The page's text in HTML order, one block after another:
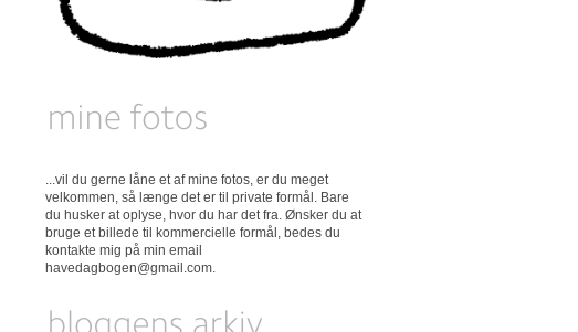
...vil du gerne låne et af mine fotos, er du meget
velkommen, så længe det er til private formål. Bare
du husker at oplyse, hvor du har det fra. Ønsker du at
bruge et billede til kommercielle formål, bedes du
kontakte mig på min email
havedagbogen@gmail.com.